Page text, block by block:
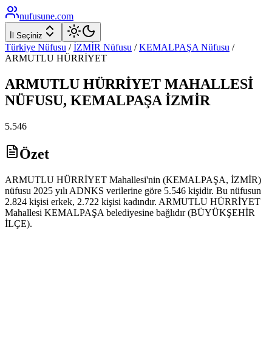
nufusune.com
İl Seçiniz
Türkiye Nüfusu / İZMİR Nüfusu / KEMALPAŞA Nüfusu /
ARMUTLU HÜRRİYET
ARMUTLU HÜRRİYET MAHALLESİ
NÜFUSU, KEMALPAŞA İZMİR
5.546
Özet
ARMUTLU HÜRRİYET Mahallesi'nin (KEMALPAŞA, İZMİR)
nüfusu 2025 yılı ADNKS verilerine göre 5.546 kişidir. Bu nüfusun
2.824 kişisi erkek, 2.722 kişisi kadındır. ARMUTLU HÜRRİYET
Mahallesi KEMALPAŞA belediyesine bağlıdır (BÜYÜKŞEHİR
İLÇE).